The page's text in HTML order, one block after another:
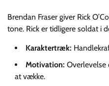
Brendan Fraser giver Rick
tone. Rick er tidligere soldat i
Karaktertræk:
Motivation: Overlevelse
at vække.